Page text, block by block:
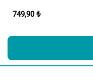
749,90 ₺